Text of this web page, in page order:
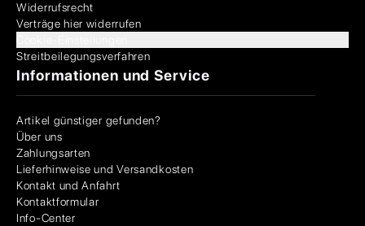
Widerrufsrecht
Verträge hier widerrufen
Streitbeilegungsverfahren
Informationen und Service
Artikel günstiger gefunden?
Über uns
Zahlungsarten
Lieferhinweise und Versandkosten
Kontakt und Anfahrt
Kontaktformular
Info-Center